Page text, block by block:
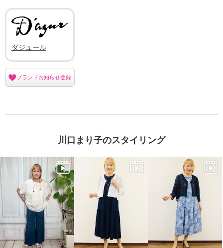
ダジュール
ブランドお知らせ登録
川口まり子のスタイリング